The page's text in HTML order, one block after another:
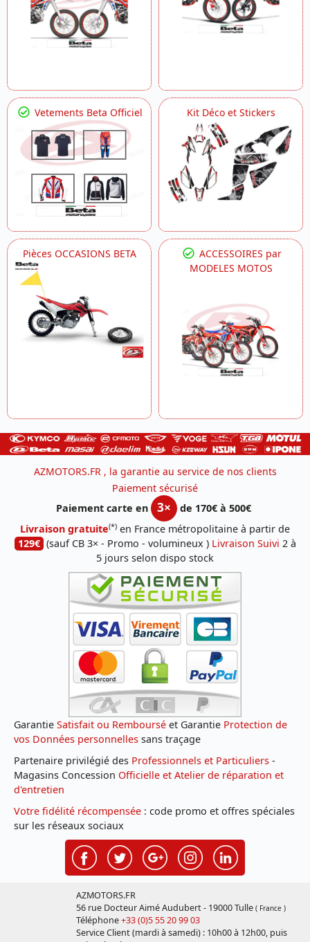
Vetements Beta Officiel Kit Déco et Stickers
Pièces OCCASIONS BETA
ACCESSOIRES par
MODELES MOTOS
AZMOTORS.FR , la garantie au service de nos clients
Paiement sécurisé
Paiement carte en
3×
de 170€ à 500€
Livraison gratuite(*) en France métropolitaine à partir de
129€ (sauf CB 3× - Promo - volumineux ) Livraison Suivi 2 à
5 jours selon dispo stock
Garantie Satisfait ou Remboursé et Garantie Protection de
vos Données personnelles sans traçage
Partenaire privilégié des Professionnels et Particuliers -
Magasins Concession Officielle et Atelier de réparation et
d'entretien
Votre fidélité récompensée : code promo et offres spéciales
sur les réseaux sociaux
AZMOTORS.FR
56 rue Docteur Aimé Audubert - 19000 Tulle ( France )
Téléphone+33 (0)5 55 20 99 03
Service Client (mardi à samedi) : 10h00 à 12h00, puis